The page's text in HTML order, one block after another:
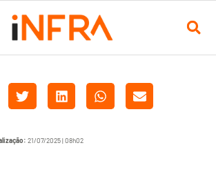
21/07/2025 | 08h02